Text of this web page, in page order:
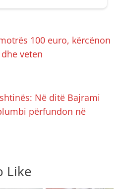
100 euro, kërcënon
veten
Në ditë Bajrami
përfundon në
Like